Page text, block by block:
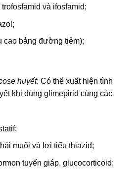
và ifosfamid;
cao bằng đường tiêm);
huyết: Có thể xuất hiện tình
khi dùng glimepirid cùng các
muối và lợi tiểu thiazid;
tuyến giáp, glucocorticoid;